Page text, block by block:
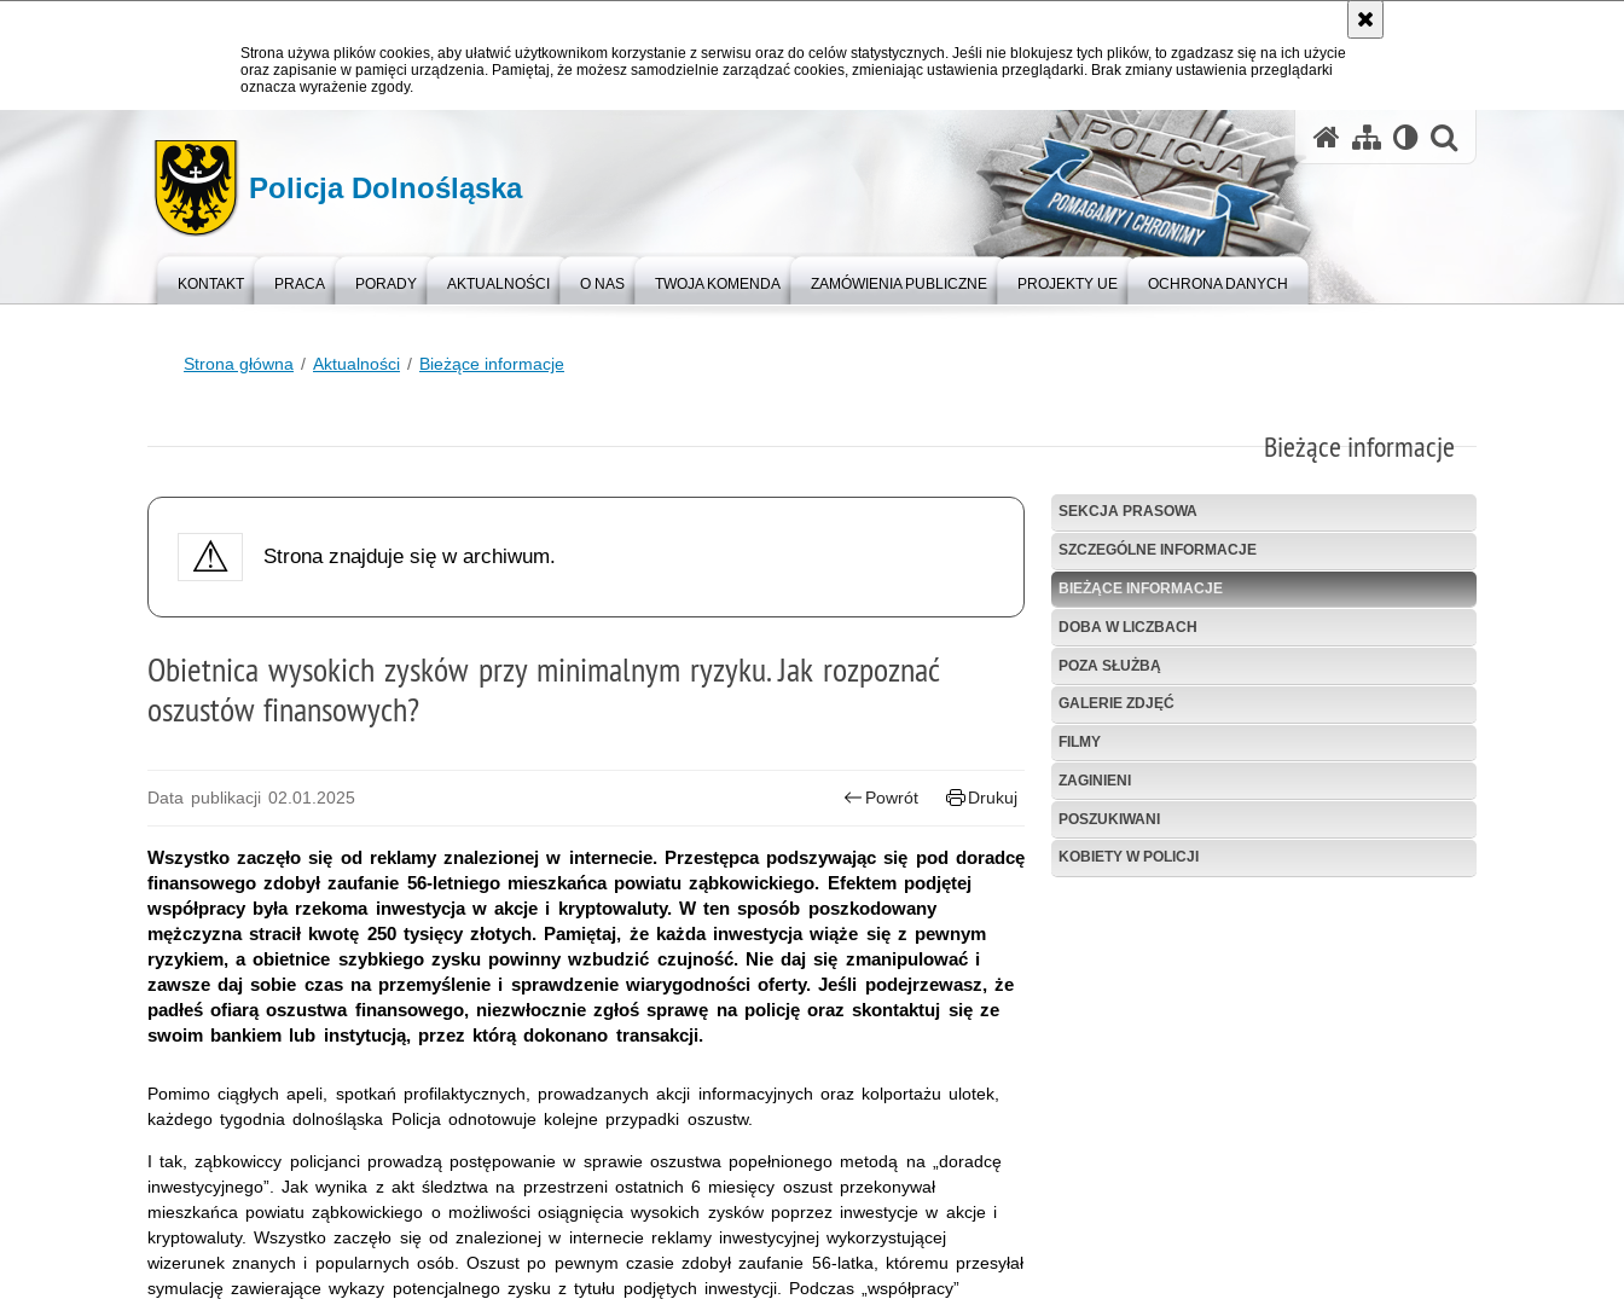
Strona używa plików cookies, aby ułatwić użytkownikom korzystanie z serwisu oraz do celów statystycznych. Jeśli nie blokujesz tych plików, to zgadzasz się na ich użycie
oraz zapisanie w pamięci urządzenia. Pamiętaj, że możesz samodzielnie zarządzać cookies, zmieniając ustawienia przeglądarki. Brak zmiany ustawienia przeglądarki
oznacza wyrażenie zgody.
Policja Dolnośląska
KONTAKT PRACA PORADY AKTUALNOŚCI O NAS TWOJA KOMENDA ZAMÓWIENIA PUBLICZNE PROJEKTY UE OCHRONA DANYCH
Strona główna Aktualności Bieżące informacje
Bieżące informacje
Strona znajduje się w archiwum.
Obietnica wysokich zysków przy minimalnym ryzyku. Jak rozpoznać
oszustów finansowych?
Data publikacji 02.01.2025 Powrót Drukuj
Wszystko zaczęło się od reklamy znalezionej w internecie. Przestępca podszywając się pod doradcę
finansowego zdobył zaufanie 56-letniego mieszkańca powiatu ząbkowickiego. Efektem podjętej
współpracy była rzekoma inwestycja w akcje i kryptowaluty. W ten sposób poszkodowany
mężczyzna stracił kwotę 250 tysięcy złotych. Pamiętaj, że każda inwestycja wiąże się z pewnym
ryzykiem, a obietnice szybkiego zysku powinny wzbudzić czujność. Nie daj się zmanipulować i
zawsze daj sobie czas na przemyślenie i sprawdzenie wiarygodności oferty. Jeśli podejrzewasz, że
padłeś ofiarą oszustwa finansowego, niezwłocznie zgłoś sprawę na policję oraz skontaktuj się ze
swoim bankiem lub instytucją, przez którą dokonano transakcji.
Pomimo ciągłych apeli, spotkań profilaktycznych, prowadzanych akcji informacyjnych oraz kolportażu ulotek,
każdego tygodnia dolnośląska Policja odnotowuje kolejne przypadki oszustw.
I tak, ząbkowiccy policjanci prowadzą postępowanie w sprawie oszustwa popełnionego metodą na „doradcę
inwestycyjnego”. Jak wynika z akt śledztwa na przestrzeni ostatnich 6 miesięcy oszust przekonywał
mieszkańca powiatu ząbkowickiego o możliwości osiągnięcia wysokich zysków poprzez inwestycje w akcje i
kryptowaluty. Wszystko zaczęło się od znalezionej w internecie reklamy inwestycyjnej wykorzystującej
wizerunek znanych i popularnych osób. Oszust po pewnym czasie zdobył zaufanie 56-latka, któremu przesyłał
symulację zawierające wykazy potencjalnego zysku z tytułu podjętych inwestycji. Podczas „współpracy”
SEKCJA PRASOWA
SZCZEGÓLNE INFORMACJE
BIEŻĄCE INFORMACJE
DOBA W LICZBACH
POZA SŁUŻBĄ
GALERIE ZDJĘĆ
FILMY
ZAGINIENI
POSZUKIWANI
KOBIETY W POLICJI